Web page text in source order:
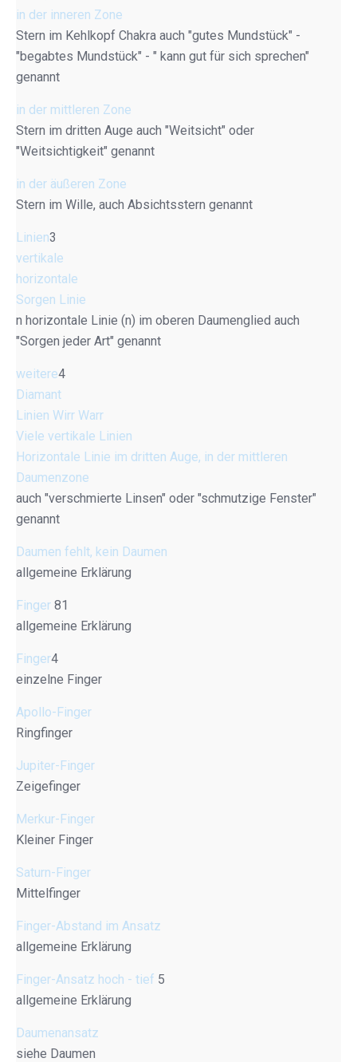
in der inneren Zone
Stern im Kehlkopf Chakra auch "gutes Mundstück" -
"begabtes Mundstück" - " kann gut für sich sprechen"
genannt
in der mittleren Zone
Stern im dritten Auge auch "Weitsicht" oder
"Weitsichtigkeit" genannt
in der äußeren Zone
Stern im Wille, auch Absichtsstern genannt
Linien3
vertikale
horizontale
Sorgen Linie
n horizontale Linie (n) im oberen Daumenglied auch
"Sorgen jeder Art" genannt
weitere4
Diamant
Linien Wirr Warr
Viele vertikale Linien
Horizontale Linie im dritten Auge, in der mittleren
Daumenzone
auch "verschmierte Linsen" oder "schmutzige Fenster"
genannt
Daumen fehlt, kein Daumen
allgemeine Erklärung
Finger 81
allgemeine Erklärung
Finger4
einzelne Finger
Apollo-Finger
Ringfinger
Jupiter-Finger
Zeigefinger
Merkur-Finger
Kleiner Finger
Saturn-Finger
Mittelfinger
Finger-Abstand im Ansatz
allgemeine Erklärung
Finger-Ansatz hoch - tief 5
allgemeine Erklärung
Daumenansatz
siehe Daumen